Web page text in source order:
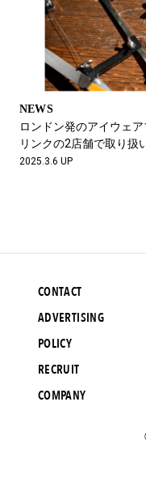
#路地裏てぃーん。
#GH 銘品の所以
#Commune H
#ととけん
#LIFESTYLE
#SPORTS
NEWS
ロンドン発のアイウェ
リンクの2店舗で取り扱
2025.3.6 UP
CONTACT
ADVERTISING
POLICY
RECRUIT
COMPANY